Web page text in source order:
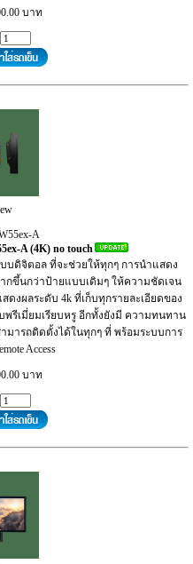
บาท
A
A (4K) no touch
บดิจิตอล ที่จะช่วยให้ทุกๆ การนำแสดง
กขึ้นกว่าป้ายแบบเดิมๆ ให้ความชัดเจน
ดงผลระดับ 4k ที่เก็บทุกรายละเอียดของ
รีเมี่ยมเรียบหรู อีกทั้งยังมี ความทนทาน
ารถติดตั้งได้ในทุกๆ ที่ พร้อมระบบการ
Access
บาท